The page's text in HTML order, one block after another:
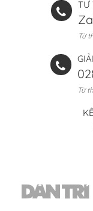
TƯ
Từ
Từ